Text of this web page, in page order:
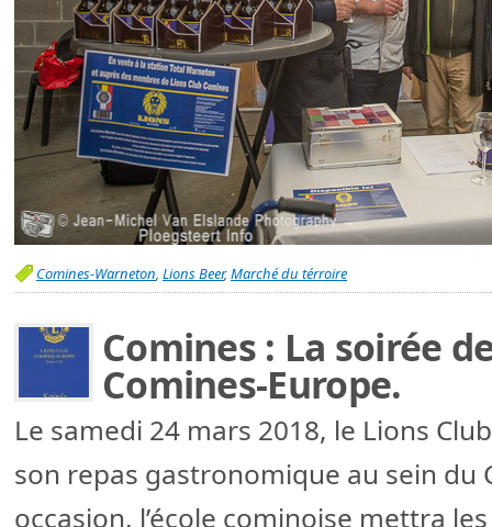
Comines-Warneton, Lions Beer,Marché du térroire
Comines : La soirée
Comines-Europe.
Le samedi 24 mars 2018, le Lions
son repas gastronomique au sein du
occasion, l’école cominoise mettra